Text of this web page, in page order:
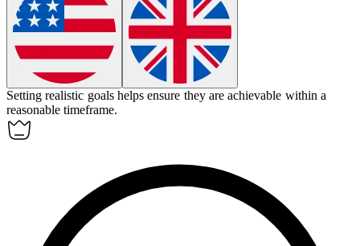
Settingrealistic goals helps ensure they are achievable within a
reasonable timeframe.